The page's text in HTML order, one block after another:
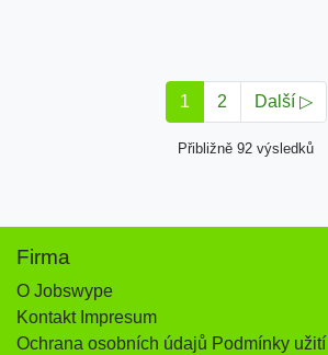
1 2 Další ▷
Přibližně 92 výsledků
Firma
O Jobswype
Kontakt Impresum
Ochrana osobních údajů Podmínky užití